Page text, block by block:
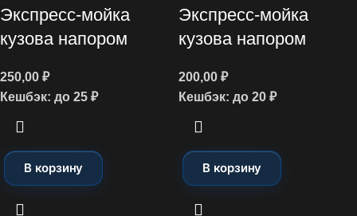
Экспресс-мойка
кузова напором
250,00 ₽
Кешбэк: до 25 ₽
В корзину
Экспресс-мойка
кузова напором
200,00 ₽
Кешбэк: до 20 ₽
В корзину